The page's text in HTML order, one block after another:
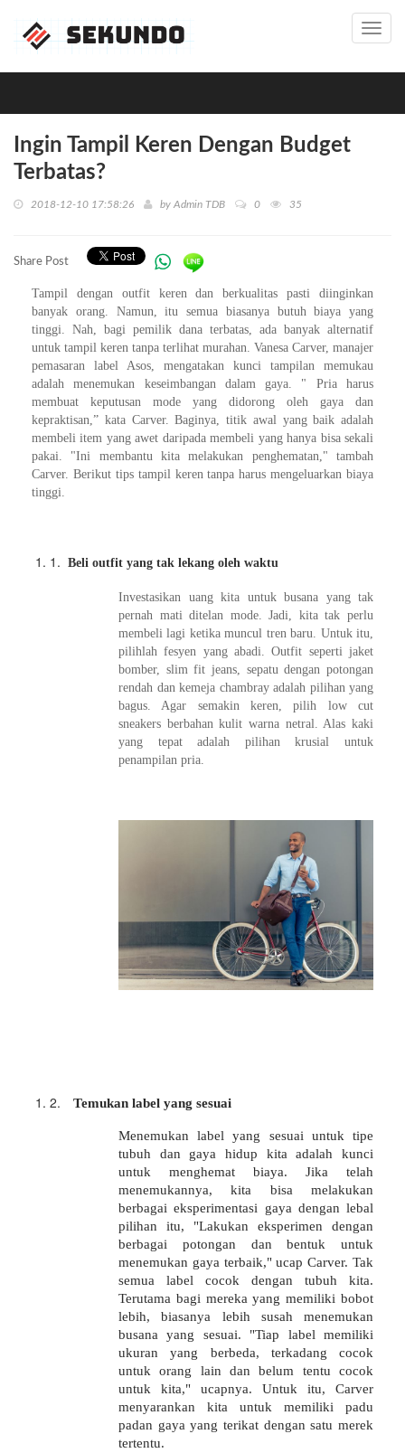
Ingin Tampil Keren Dengan Budget
Terbatas?
2018-12-10 17:58:26 by Admin TDB 0 35
Share Post
Tampil dengan outfit keren dan berkualitas pasti diinginkan
banyak orang. Namun, itu semua biasanya butuh biaya yang
tinggi. Nah, bagi pemilik dana terbatas, ada banyak alternatif
untuk tampil keren tanpa terlihat murahan. Vanesa Carver, manajer
pemasaran label Asos, mengatakan kunci tampilan memukau
adalah menemukan keseimbangan dalam gaya. " Pria harus
membuat keputusan mode yang didorong oleh gaya dan
kepraktisan,” kata Carver. Baginya, titik awal yang baik adalah
membeli item yang awet daripada membeli yang hanya bisa sekali
pakai. "Ini membantu kita melakukan penghematan," tambah
Carver. Berikut tips tampil keren tanpa harus mengeluarkan biaya
tinggi.
1. Beli outfit yang tak lekang oleh waktu
Investasikan uang kita untuk busana yang tak
pernah mati ditelan mode. Jadi, kita tak perlu
membeli lagi ketika muncul tren baru. Untuk itu,
pilihlah fesyen yang abadi. Outfit seperti jaket
bomber, slim fit jeans, sepatu dengan potongan
rendah dan kemeja chambray adalah pilihan yang
bagus. Agar semakin keren, pilih low cut
sneakers berbahan kulit warna netral. Alas kaki
yang tepat adalah pilihan krusial untuk
penampilan pria.
2. Temukan label yang sesuai
Menemukan label yang sesuai untuk tipe
tubuh dan gaya hidup kita adalah kunci
untuk menghemat biaya. Jika telah
menemukannya, kita bisa melakukan
berbagai eksperimentasi gaya dengan lebal
pilihan itu, "Lakukan eksperimen dengan
berbagai potongan dan bentuk untuk
menemukan gaya terbaik," ucap Carver. Tak
semua label cocok dengan tubuh kita.
Terutama bagi mereka yang memiliki bobot
lebih, biasanya lebih susah menemukan
busana yang sesuai. "Tiap label memiliki
ukuran yang berbeda, terkadang cocok
untuk orang lain dan belum tentu cocok
untuk kita," ucapnya. Untuk itu, Carver
menyarankan kita untuk memiliki padu
padan gaya yang terikat dengan satu merek
tertentu.